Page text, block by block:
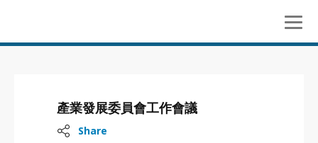
產業發展委員會工作會議
Share